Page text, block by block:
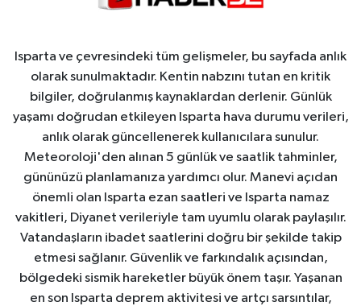
Isparta ve çevresindeki tüm gelişmeler, bu sayfada anlık
olarak sunulmaktadır. Kentin nabzını tutan en kritik
bilgiler, doğrulanmış kaynaklardan derlenir. Günlük
yaşamı doğrudan etkileyen Isparta hava durumu verileri,
anlık olarak güncellenerek kullanıcılara sunulur.
Meteoroloji'den alınan 5 günlük ve saatlik tahminler,
gününüzü planlamanıza yardımcı olur. Manevi açıdan
önemli olan Isparta ezan saatleri ve Isparta namaz
vakitleri, Diyanet verileriyle tam uyumlu olarak paylaşılır.
Vatandaşların ibadet saatlerini doğru bir şekilde takip
etmesi sağlanır. Güvenlik ve farkındalık açısından,
bölgedeki sismik hareketler büyük önem taşır. Yaşanan
en son Isparta deprem aktivitesi ve artçı sarsıntılar,